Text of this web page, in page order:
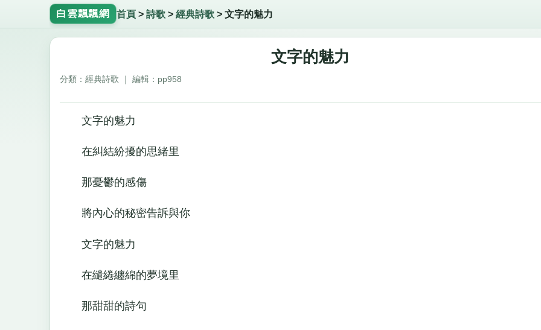
白雲飄飄網 首頁> 詩歌> 經典詩歌> 文字的魅力
文字的魅力
分類：經典詩歌 ｜ 編輯：pp958
文字的魅力
在糾結紛擾的思緒里
那憂鬱的感傷
將內心的秘密告訴與你
文字的魅力
在繾綣纏綿的夢境里
那甜甜的詩句